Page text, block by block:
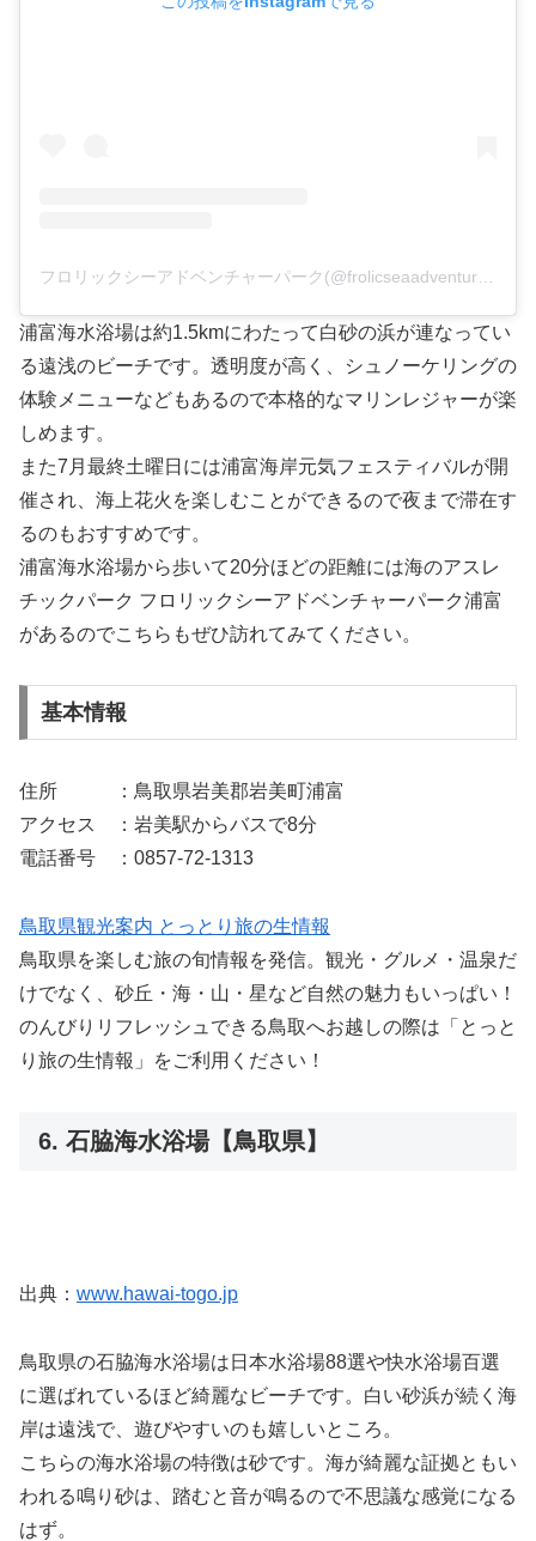
浦富海水浴場は約1.5kmにわたって白砂の浜が連なってい
る遠浅のビーチです。透明度が高く、シュノーケリングの
体験メニューなどもあるので本格的なマリンレジャーが楽
しめます。
また7月最終土曜日には浦富海岸元気フェスティバルが開
催され、海上花火を楽しむことができるので夜まで滞在す
るのもおすすめです。
浦富海水浴場から歩いて20分ほどの距離には海のアスレ
チックパーク フロリックシーアドベンチャーパーク浦富
があるのでこちらもぜひ訪れてみてください。
基本情報
住所 ：鳥取県岩美郡岩美町浦富
アクセス ：岩美駅からバスで8分
電話番号 ：0857-72-1313
鳥取県観光案内 とっとり旅の生情報
鳥取県を楽しむ旅の旬情報を発信。観光・グルメ・温泉だ
けでなく、砂丘・海・山・星など自然の魅力もいっぱい！
のんびりリフレッシュできる鳥取へお越しの際は「とっと
り旅の生情報」をご利用ください！
6. 石脇海水浴場【鳥取県】
出典： www.hawai-togo.jp
鳥取県の石脇海水浴場は日本水浴場88選や快水浴場百選
に選ばれているほど綺麗なビーチです。白い砂浜が続く海
岸は遠浅で、遊びやすいのも嬉しいところ。
こちらの海水浴場の特徴は砂です。海が綺麗な証拠ともい
われる鳴り砂は、踏むと音が鳴るので不思議な感覚になる
はず。